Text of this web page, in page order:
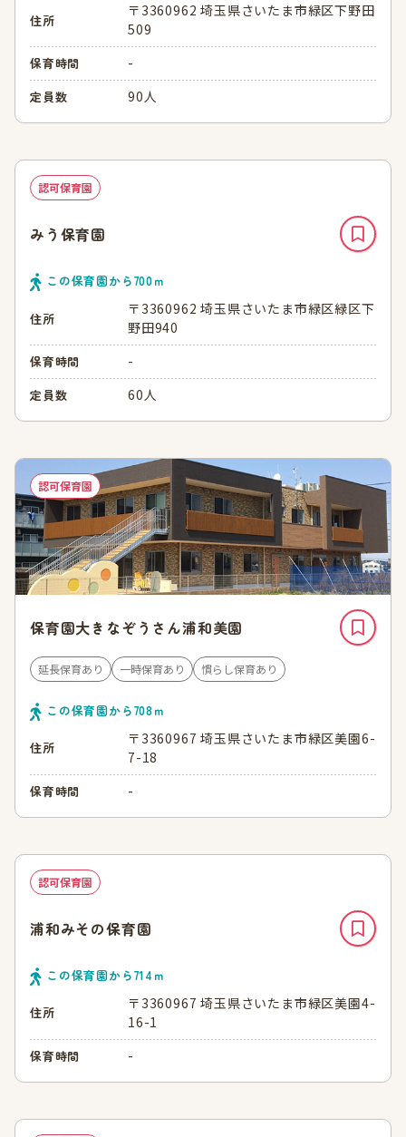
住所
〒3360962 埼玉県さいたま市緑区下野田
509
保育時間 -
定員数 90人
認可保育園
みう保育園
この保育園から700ｍ
住所
〒3360962 埼玉県さいたま市緑区緑区下
野田940
保育時間 -
定員数 60人
認可保育園
保育園大きなぞうさん浦和美園
延長保育あり 一時保育あり 慣らし保育あり
この保育園から708ｍ
住所
〒3360967 埼玉県さいたま市緑区美園6-
7-18
保育時間 -
認可保育園
浦和みその保育園
この保育園から714 ｍ
住所
〒3360967 埼玉県さいたま市緑区美園4-
16-1
保育時間 -